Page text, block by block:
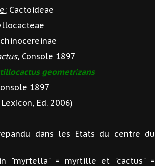
Cactoideae
, Console 1897
geometrizans
1897
Ed. 2006)
dans les Etats du centre du
"myrtella" = myrtille et "cactus" =